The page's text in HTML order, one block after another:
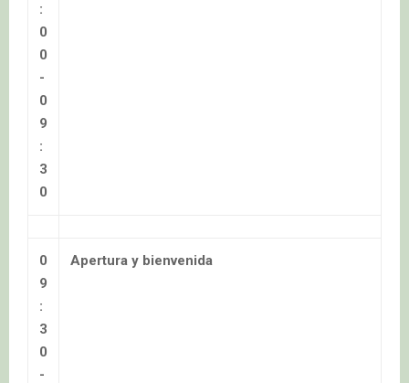
:
0
0
-
0
9
:
3
0
0
9
:
3
0
-
Apertura y bienvenida